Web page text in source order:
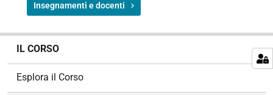
Insegnamenti e docenti
IL CORSO
Esplora il Corso